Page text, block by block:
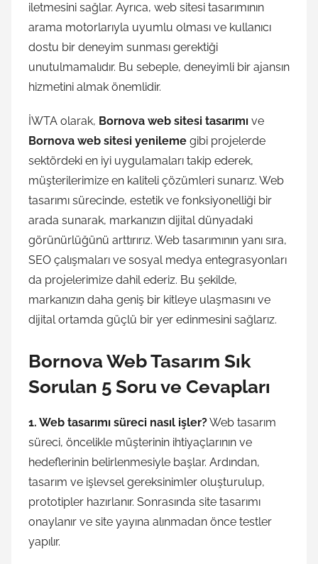
iletmesini sağlar. Ayrıca, web sitesi tasarımının
arama motorlarıyla uyumlu olması ve kullanıcı
dostu bir deneyim sunması gerektiği
unutulmamalıdır. Bu sebeple, deneyimli bir ajansın
hizmetini almak önemlidir.
İWTA olarak, Bornova web sitesi tasarımı ve
Bornova web sitesi yenileme gibi projelerde
sektördeki en iyi uygulamaları takip ederek,
müşterilerimize en kaliteli çözümleri sunarız. Web
tasarımı sürecinde, estetik ve fonksiyonelliği bir
arada sunarak, markanızın dijital dünyadaki
görünürlüğünü arttırırız. Web tasarımının yanı sıra,
SEO çalışmaları ve sosyal medya entegrasyonları
da projelerimize dahil ederiz. Bu şekilde,
markanızın daha geniş bir kitleye ulaşmasını ve
dijital ortamda güçlü bir yer edinmesini sağlarız.
Bornova Web Tasarım Sık
Sorulan 5 Soru ve Cevapları
1. Web tasarımı süreci nasıl işler?Web tasarım
süreci, öncelikle müşterinin ihtiyaçlarının ve
hedeflerinin belirlenmesiyle başlar. Ardından,
tasarım ve işlevsel gereksinimler oluşturulup,
prototipler hazırlanır. Sonrasında site tasarımı
onaylanır ve site yayına alınmadan önce testler
yapılır.